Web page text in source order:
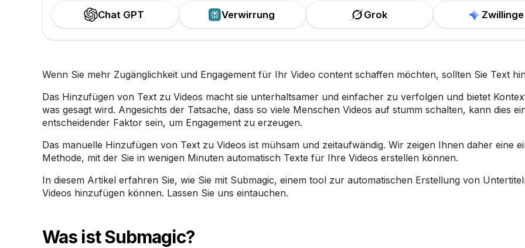
Chat GPT Verwirrung Grok Zwillinge
Wenn Sie mehr Zugänglichkeit und Engagement für Ihr Video content schaffen möchten, sollten Sie Text
Das Hinzufügen von Text zu Videos macht sie unterhaltsamer und einfacher zu verfolgen und bietet
was gesagt wird. Angesichts der Tatsache, dass so viele Menschen Videos auf stumm schalten, kann dies
entscheidender Faktor sein, um Engagement zu erzeugen.
Das manuelle Hinzufügen von Text zu Videos ist mühsam und zeitaufwändig. Wir zeigen Ihnen daher eine
Methode, mit der Sie in wenigen Minuten automatisch Texte für Ihre Videos erstellen können.
In diesem Artikel erfahren Sie, wie Sie mit Submagic, einem tool zur automatischen Erstellung von
Videos hinzufügen können. Lassen Sie uns eintauchen.
Was ist Submagic?